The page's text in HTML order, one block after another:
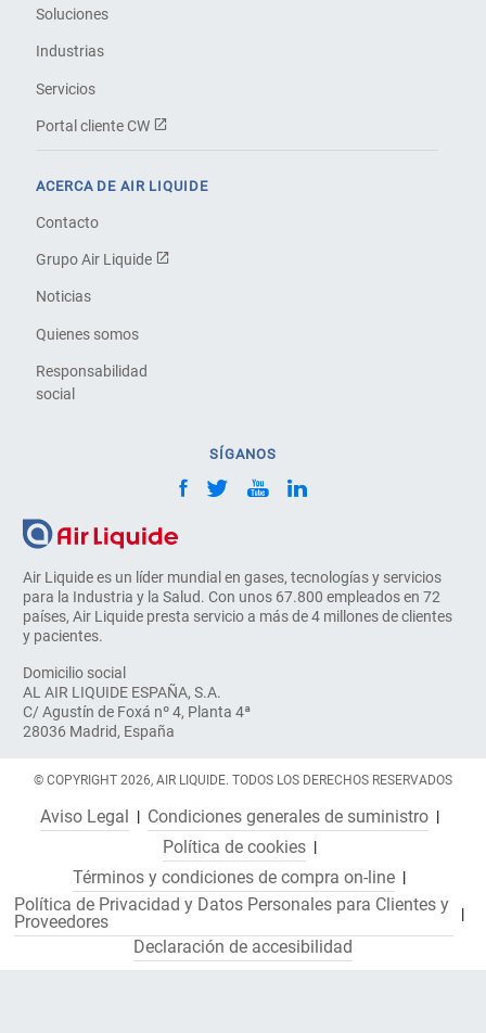
Air Liquide es un líder mundial en gases, tecnologías y servicios
para la Industria y la Salud. Con unos 67.800 empleados en 72
países, Air Liquide presta servicio a más de 4 millones de clientes
y pacientes.
Domicilio social
AL AIR LIQUIDE ESPAÑA, S.A.
C/ Agustín de Foxá nº 4, Planta 4ª
28036 Madrid, España
Soluciones
Industrias
Servicios
Portal cliente CW
ACERCA DE AIR LIQUIDE
Contacto
Grupo Air Liquide
Noticias
Quienes somos
Responsabilidad
social
SÍGANOS
© COPYRIGHT 2026, AIR LIQUIDE. TODOS LOS DERECHOS RESERVADOS
Aviso Legal
Condiciones generales de suministro
Política de cookies
Términos y condiciones de compra on-line
Política de Privacidad y Datos Personales para Clientes y
Proveedores
Declaración de accesibilidad